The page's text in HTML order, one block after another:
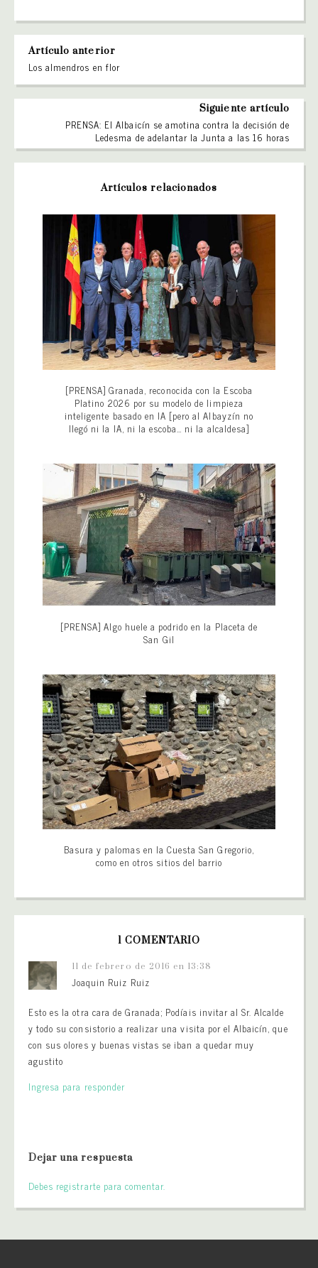
Artículo anterior
Los almendros en flor
Siguiente artículo
PRENSA: El Albaicín se amotina contra la decisión de
Ledesma de adelantar la Junta a las 16 horas
Artículos relacionados
[PRENSA] Granada, reconocida con la Escoba
Platino 2026 por su modelo de limpieza
inteligente basado en IA [pero al Albayzín no
llegó ni la IA, ni la escoba… ni la alcaldesa]
[PRENSA] Algo huele a podrido en la Placeta de
San Gil
Basura y palomas en la Cuesta San Gregorio,
como en otros sitios del barrio
1 COMENTARIO
11 de febrero de 2016 en 13:38
Joaquin Ruiz Ruiz
Esto es la otra cara de Granada; Podíais invitar al Sr. Alcalde
y todo su consistorio a realizar una visita por el Albaicín, que
con sus olores y buenas vistas se iban a quedar muy
agustito
Ingresa para responder
Dejar una respuesta
Debes registrarte para comentar.